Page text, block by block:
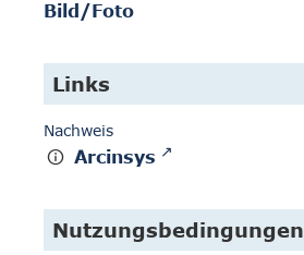
Bild/Foto
Links
Nachweis
Arcinsys
Nutzungsbedingungen